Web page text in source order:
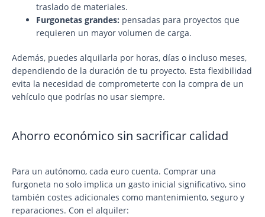
traslado de materiales.
Furgonetas grandes: pensadas para proyectos que
requieren un mayor volumen de carga.
Además, puedes alquilarla por horas, días o incluso meses,
dependiendo de la duración de tu proyecto. Esta flexibilidad
evita la necesidad de comprometerte con la compra de un
vehículo que podrías no usar siempre.
Ahorro económico sin sacrificar calidad
Para un autónomo, cada euro cuenta. Comprar una
furgoneta no solo implica un gasto inicial significativo, sino
también costes adicionales como mantenimiento, seguro y
reparaciones. Con el alquiler: